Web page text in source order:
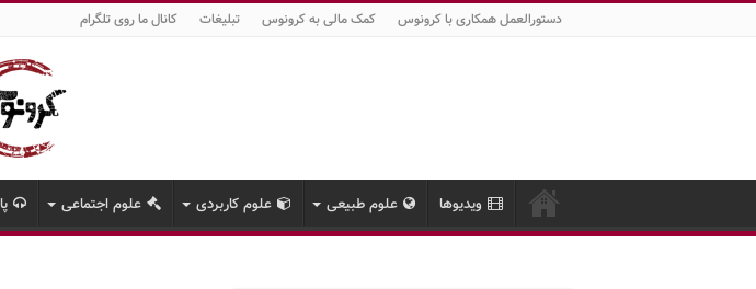
دستورالعمل همکاری با کرونوس کمک مالی به کرونوس تبلیغات کانال ما روی تلگرام
ویدیوها علوم طبیعی علوم کاربردی علوم اجتماعی